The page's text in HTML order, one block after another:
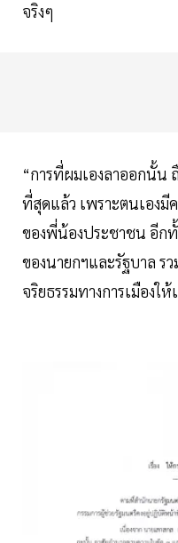
จริงๆ
“การที่ผมเองลาออกนั้น
ที่สุดแล้ว เพราะตนเองมี
ของพี่น้องประชาชน อีก
ของนายกฯและรัฐบาล ร
จริยธรรมทางการเมืองใ